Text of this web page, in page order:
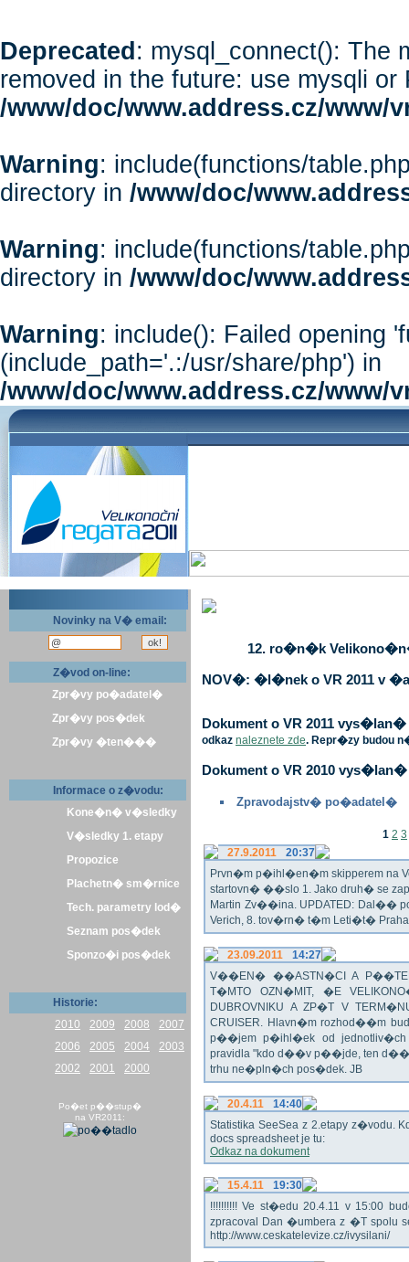
Deprecated : mysql_connect(): The
removed in the future: use mysqli or
/www/doc/www.address.cz/www/
Warning: include(functions/
directory in /www/doc/
Warning: include(functions/
directory in /www/doc/
Warning: include(): Failed opening
(include_path='.:/usr/share/php') in
/www/doc/www.address.cz/www/
Novinky na V� email:
Z�vod on-line:
Zpr�vy po�adatel�
Zpr�vy pos�dek
Zpr�vy �ten���
Informace o z�vodu:
Kone�n� v�sledky
V�sledky 1. etapy
Propozice
Plachetn� sm�rnice
Tech. parametry lod�
Seznam pos�dek
Sponzo�i pos�dek
Historie:
2010
2009 2008
2007
2006
2005 2004
2003
2002
2001 2000
Po�et p��stup�
na VR2011:
12. ro�n�k
NOV�: �l�nek o VR 2011 v
Dokument o VR 2011
odkaz naleznete zde. Repr�zy budou
Dokument o VR 2010
Zpravodajstv� po�adatel�
1 2 3
27.9.2011
20:37
Prvn�m p�ihl�en�m skipperem na
startovn� ��slo 1. Jako druh� se
Martin Zv��ina. UPDATED: Dal��
Verich, 8. tov�rn� t�m Leti�t� Praha
23.09.2011
14:27
V��EN� ��ASTN�CI A
T�MTO OZN�MIT, �E
DUBROVNIKU A ZP�T V
CRUISER. Hlavn�m rozhod��m
p��jem p�ihl�ek od
pravidla "kdo d��v p��jde, ten
trhu ne�pln�ch pos�dek. JB
20.4.11
14:40
Statistika SeeSea z 2.etapy z�vodu.
docs spreadsheet je tu:
Odkaz na dokument
15.4.11
19:30
!!!!!!!!!! Ve st�edu 20.4.11 v 15:00
zpracoval Dan �umbera z �T spolu
http://www.ceskatelevize.cz/ivysilani/